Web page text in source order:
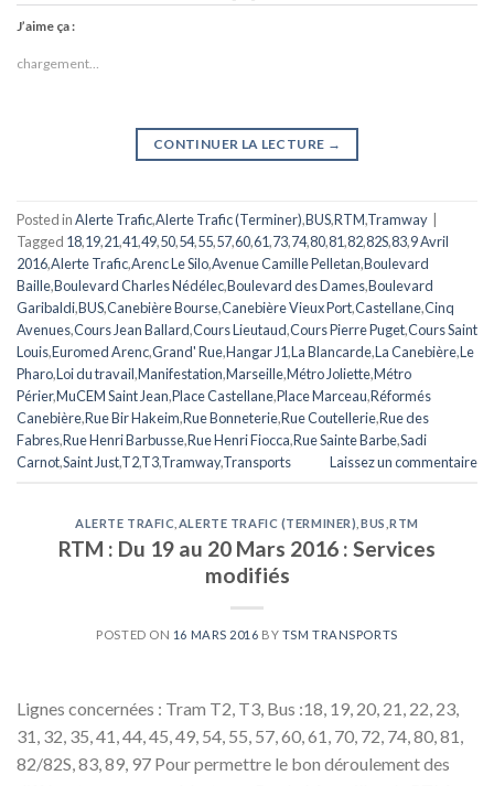
J’aime ça :
chargement…
CONTINUER LA LECTURE →
Posted inAlerte Trafic,Alerte Trafic (Terminer),BUS,RTM,Tramway
Tagged 18,19,21,41,49,50,54,55,57,60,61,73,74,80,81,82,82S,83,9 Avril
2016,Alerte Trafic,Arenc Le Silo,Avenue Camille Pelletan,Boulevard
Baille,Boulevard Charles Nédélec,Boulevard des Dames,Boulevard
Garibaldi,BUS,Canebière Bourse,Canebière Vieux Port,Castellane,Cinq
Avenues,Cours Jean Ballard,Cours Lieutaud,Cours Pierre Puget,Cours Saint
Louis,Euromed Arenc,Grand' Rue,Hangar J1,La Blancarde,La Canebière,Le
Pharo,Loi du travail,Manifestation,Marseille,Métro Joliette,Métro
Périer,MuCEM Saint Jean,Place Castellane,Place Marceau,Réformés
Canebière,Rue Bir Hakeim,Rue Bonneterie,Rue Coutellerie,Rue des
Fabres,Rue Henri Barbusse,Rue Henri Fiocca,Rue Sainte Barbe,Sadi
Carnot,Saint Just,T2,T3,Tramway,Transports Laissez un commentaire
ALERTE TRAFIC ALERTE TRAFIC (TERMINER) BUS ,RTM
RTM : Du 19 au 20 Mars 2016 : Services
modifiés
POSTED ON 16 MARS 2016 BY TSM TRANSPORTS
Lignes concernées : Tram T2, T3, Bus :18, 19, 20, 21, 22, 23,
31, 32, 35, 41, 44, 45, 49, 54, 55, 57, 60, 61, 70, 72, 74, 80, 81,
82/82S, 83, 89, 97 Pour permettre le bon déroulement des